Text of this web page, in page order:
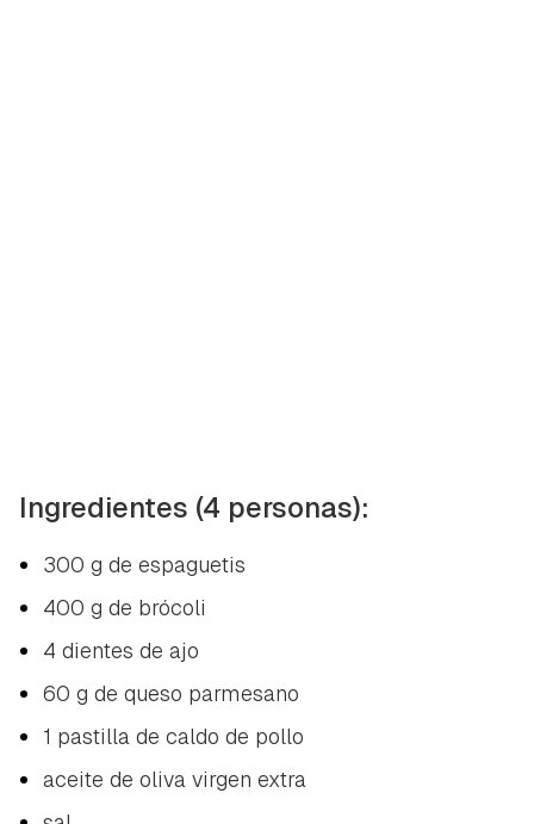
Ingredientes (4 personas):
300 g de espaguetis
400 g de brócoli
4 dientes de ajo
60 g de queso parmesano
1 pastilla de caldo de pollo
aceite de oliva virgen extra